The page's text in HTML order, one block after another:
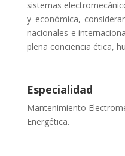
sistemas
y económica,
nacionales e
plena conciencia ética,
Especialidad
Mantenimiento
Energética.